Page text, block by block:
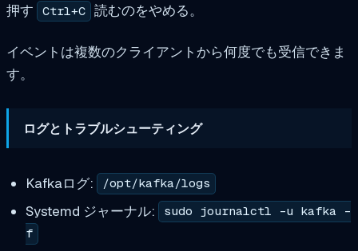
押す Ctrl+C 読むのをやめる。
イベントは複数のクライアントから何度でも受信できま
す。
ログとトラブルシューティング
Kafkaログ: /opt/kafka/logs
Systemd ジャーナル:
sudo journalctl -u kafka -
f